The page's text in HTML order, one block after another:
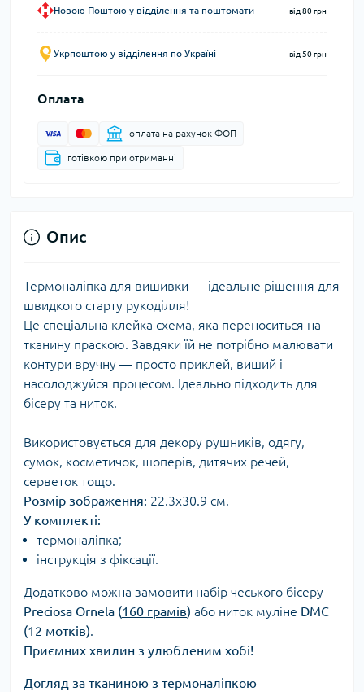
Новою Поштою у відділення та поштомати від 80 грн
Укрпоштою у відділення по Україні від 50 грн
Оплата
оплата на рахунок ФОП
готівкою при отриманні
Опис
Термоналіпка для вишивки — ідеальне рішення для
швидкого старту рукоділля!
Це спеціальна клейка схема, яка переноситься на
тканину праскою. Завдяки їй не потрібно малювати
контури вручну — просто приклей, виший і
насолоджуйся процесом. Ідеально підходить для
бісеру та ниток.
Використовується для декору рушників, одягу,
сумок, косметичок, шоперів, дитячих речей,
серветок тощо.
Розмір зображення: 22.3х30.9 см.
У комплекті:
термоналіпка;
інструкція з фіксації.
Додатково можна замовити набір чеського бісеру
Preciosa Ornela (160 грамів) або ниток муліне DMC
(12 мотків).
Приємних хвилин з улюбленим хобі!
Догляд за тканиною з термоналіпкою